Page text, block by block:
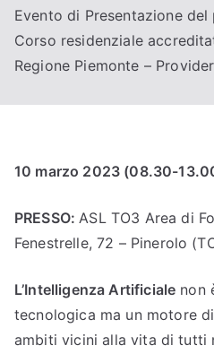
Evento di Presentazione del
Corso residenziale
Regione Piemonte –
10 marzo 2023 (08.30-
PRESSO: ASL TO3 Area di
Fenestrelle, 72 – Pinerolo
L’Intelligenza Artificiale non
tecnologica ma un motore
ambiti vicini alla vita di tutti